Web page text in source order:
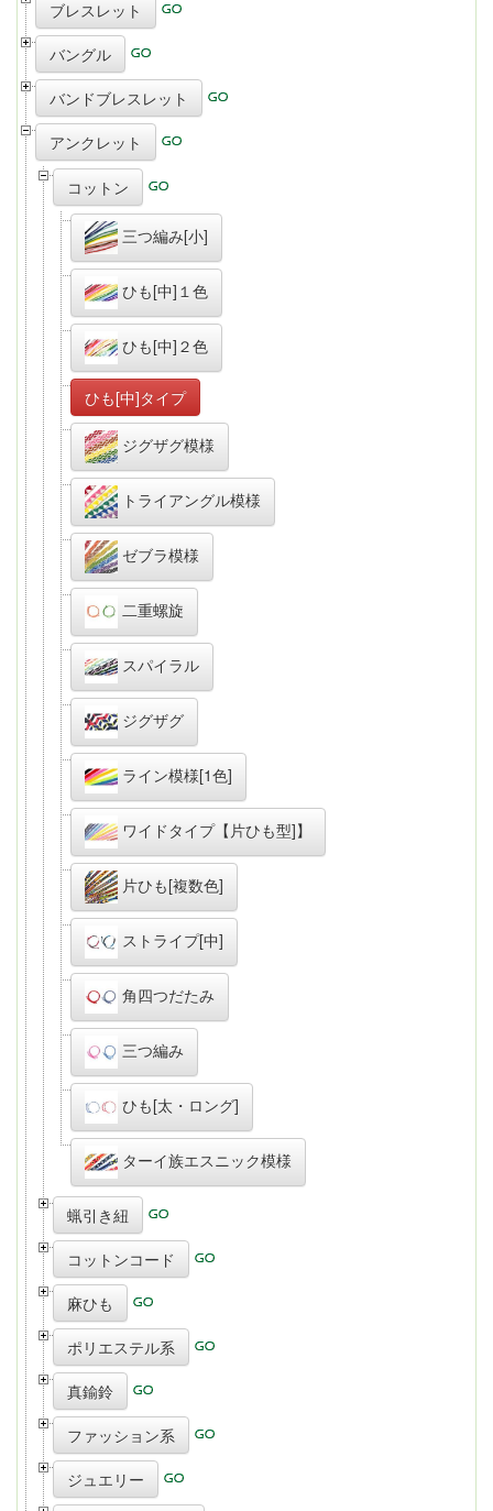
ブレスレット
バングル
バンドブレスレット
アンクレット
コットン
三つ編み[小]
ひも[中]１色
ひも[中]２色
ひも[中]タイプ
ジグザグ模様
トライアングル模様
ゼブラ模様
二重螺旋
スパイラル
ジグザグ
ライン模様[1色]
ワイドタイプ【片ひも型]】
片ひも[複数色]
ストライプ[中]
角四つだたみ
三つ編み
ひも[太・ロング]
ターイ族エスニック模様
蝋引き紐
コットンコード
麻ひも
ポリエステル系
真鍮鈴
ファッション系
ジュエリー